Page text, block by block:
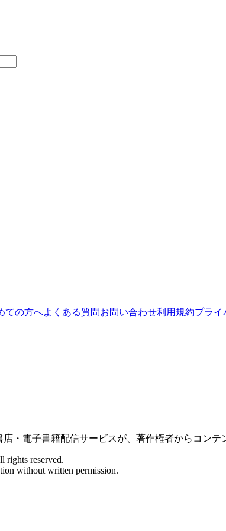
ての方へよくある質問お問い合わせ利用規約プライ
・電子書籍配信サービスが、著作権者からコン
rights reserved.
without written permission.